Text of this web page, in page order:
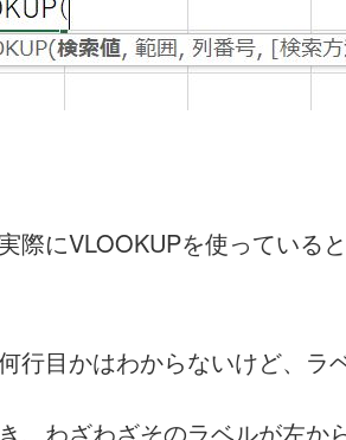
際にVLOOKUPを使っている
何行目かはわからないけど、
、わざわざそのラベルが左